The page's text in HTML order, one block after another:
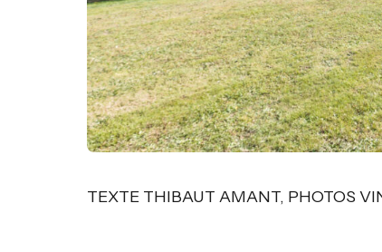
TEXTE THIBAUT AMANT, PHOTOS